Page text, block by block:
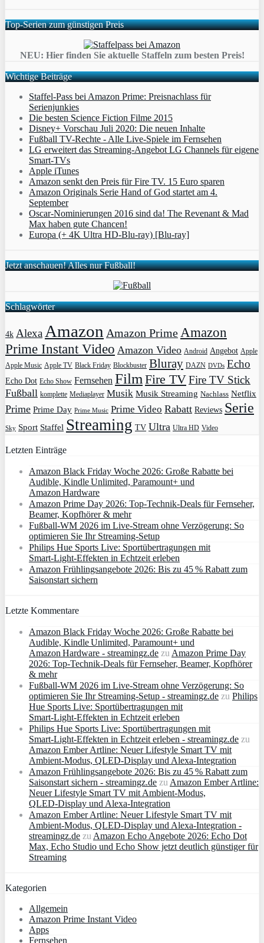
Top-Serien zum günstigen Preis
NEU: Hier finden Sie aktuelle Staffeln zum besten Preis!
Wichtige Beiträge
Staffel-Pass bei Amazon Prime: Preisnachlass für
Serienjunkies
Die besten Science Fiction Filme 2015
Disney+ Vorschau Juli 2020: Die neuen Inhalte
Fußball TV-Rechte - Alle Live-Spiele im Fernsehen
LG erweitert das Streaming-Angebot LG Channels für eigene
Smart-TVs
Apple iTunes
Amazon senkt den Preis für Fire TV. 15 Euro sparen
Amazon Originals Serie Hand of God startet am 4.
September
Oscar-Nominierungen 2016 sind da! The Revenant & Mad
Max haben gute Chancen!
Europa (+ 4K Ultra HD-Blu-ray) [Blu-ray]
Jetzt anschauen! Alles nur Fußball!
Schlagwörter
4k AlexaAmazon Amazon PrimeAmazon
Prime Instant Video Amazon Video Android Angebot Apple
Apple Music Apple TV Black Friday Blockbuster Bluray DAZN DVDs Echo
Echo Dot Echo Show Fernsehen FilmFire TVFire TV Stick
Fußball komplette Mediaplayer Musik Musik Streaming Nachlass Netflix
Prime Prime Day Prime Music Prime Video Rabatt Reviews Serie
Sky Sport Staffel Streaming TV Ultra Ultra HD Video
Letzten Einträge
Amazon Black Friday Woche 2026: Große Rabatte bei
Audible, Kindle Unlimited, Paramount+ und
Amazon Hardware
Amazon Prime Day 2026: Top-Technik-Deals für Fernseher,
Beamer, Kopfhörer & mehr
Fußball-WM 2026 im Live-Stream ohne Verzögerung: So
optimieren Sie Ihr Streaming-Setup
Philips Hue Sports Live: Sportübertragungen mit
Smart‑Light‑Effekten in Echtzeit erleben
Amazon Frühlingsangebote 2026: Bis zu 45 % Rabatt zum
Saisonstart sichern
Letzte Kommentare
Amazon Black Friday Woche 2026: Große Rabatte bei
Audible, Kindle Unlimited, Paramount+ und
Amazon Hardware - streamingz.de zuAmazon Prime Day
2026: Top-Technik-Deals für Fernseher, Beamer, Kopfhörer
& mehr
Fußball-WM 2026 im Live-Stream ohne Verzögerung: So
optimieren Sie Ihr Streaming-Setup - streamingz.de zu Philips
Hue Sports Live: Sportübertragungen mit
Smart‑Light‑Effekten in Echtzeit erleben
Philips Hue Sports Live: Sportübertragungen mit
Smart‑Light‑Effekten in Echtzeit erleben - streamingz.de zu
Amazon Ember Artline: Neuer Lifestyle Smart TV mit
Ambient‑Modus, QLED‑Display und Alexa‑Integration
Amazon Frühlingsangebote 2026: Bis zu 45 % Rabatt zum
Saisonstart sichern - streamingz.de zuAmazon Ember Artline:
Neuer Lifestyle Smart TV mit Ambient‑Modus,
QLED‑Display und Alexa‑Integration
Amazon Ember Artline: Neuer Lifestyle Smart TV mit
Ambient‑Modus, QLED‑Display und Alexa‑Integration -
streamingz.de zuAmazon Echo Angebote 2026: Echo Dot
Max, Echo Studio und Echo Show jetzt deutlich günstiger für
Streaming
Kategorien
Allgemein
Amazon Prime Instant Video
Apps
Fernsehen